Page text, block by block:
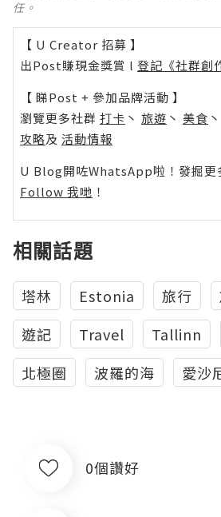
任。
【 U Creator 招募 】
出Post賺現金獎賞 l 登記《社群創
【 睇Post + 參加品牌活動 】
瀏覽更多社群 打卡 丶 旅遊 丶 美食 丶
攻略及 活動情報
U Blog開咗WhatsApp啦！發掘更
Follow 我哋 ！
相關話題
塔林 Estonia 旅行
遊記
Travel Tallinn
北極圈
波羅的海 愛沙
0個讚好